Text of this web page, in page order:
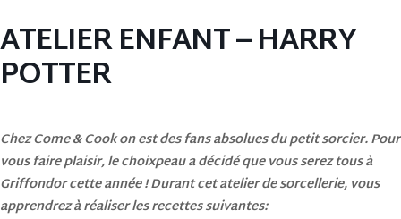
ATELIER ENFANT – HARRY
POTTER
Chez Come & Cook on est des fans absolues du petit sorcier. Pour
vous faire plaisir, le choixpeau a décidé que vous serez tous à
Griffondor cette année ! Durant cet atelier de sorcellerie, vous
apprendrez à réaliser les recettes suivantes: